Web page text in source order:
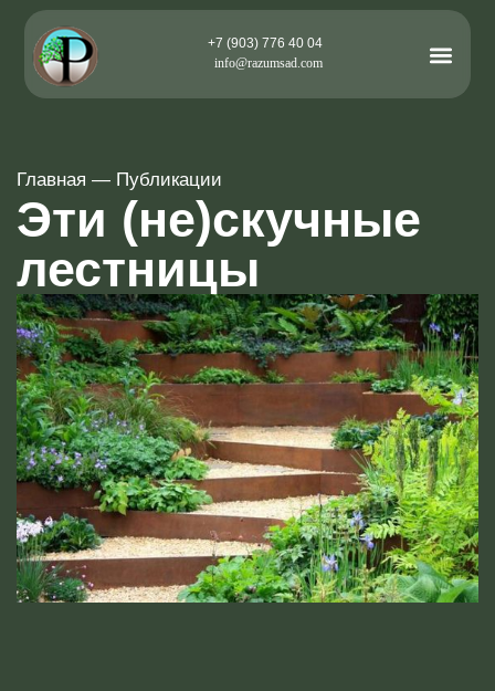
+7 (903) 776 40 04
info@razumsad.com
Главная — Публикации
Эти (не)скучные
лестницы